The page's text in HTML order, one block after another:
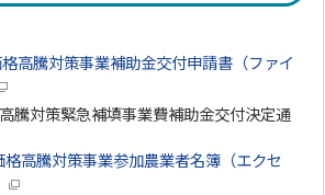
高騰対策事業補助金交付申請書（ファイ
騰対策緊急補填事業費補助金交付決定通
格高騰対策事業参加農業者名簿（エクセ